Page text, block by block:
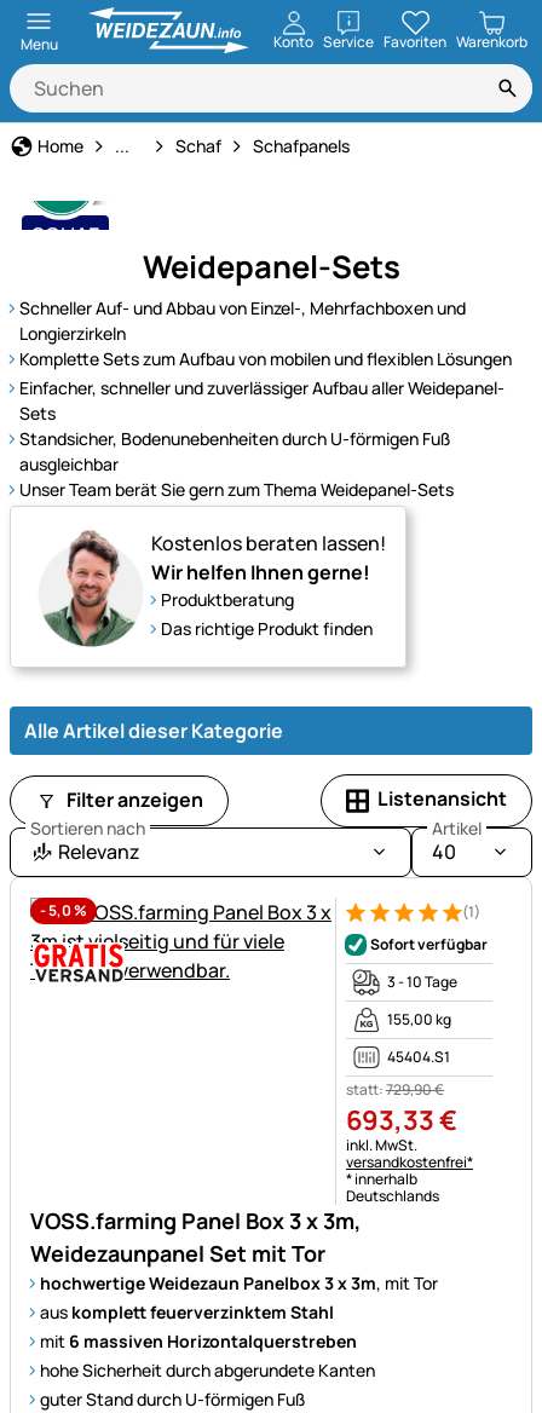
Menu Konto ServiceöffnenFavoriten Warenkorb
Home Tierart
... Schaf Schafpanels
SCHAF
Alles für die Schafhaltung
Weidepanel-Sets
Schneller Auf- und Abbau von Einzel-, Mehrfachboxen und
Longierzirkeln
Komplette Sets zum Aufbau von mobilen und flexiblen Lösungen
Einfacher, schneller und zuverlässiger Aufbau aller Weidepanel-
Sets
Standsicher, Bodenunebenheiten durch U-förmigen Fuß
ausgleichbar
Unser Team berät Sie gern zum Thema Weidepanel-Sets
Kostenlos beraten lassen!
Wir helfen Ihnen gerne!
Produktberatung
Das richtige Produkt finden
Alle Artikel dieser Kategorie
Filter anzeigen Listenansicht
Sortieren nach
Relevanz
Artikel
40
-5,0%
VOSS.farming Panel Box 3 x 3m,
Weidezaunpanel Set mit Tor
hochwertige Weidezaun Panelbox 3 x 3m, mit Tor
aus komplett feuerverzinktem Stahl
mit 6 massiven Horizontalquerstreben
hohe Sicherheit durch abgerundete Kanten
guter Stand durch U-förmigen Fuß
Bewertung: 5 von 5 (1
1 Bewertung
(1)
Sofort verfügbar
3 - 10 Tage
155,00 kg
45404.S1
statt:729,90€
693,33€
Steuerhinweis:
inkl. MwSt.
versandkostenfrei*
* innerhalb
Deutschlands